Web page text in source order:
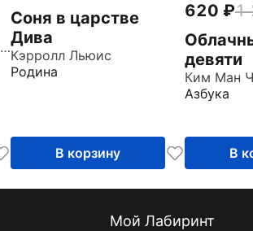
Волкофф Владимир Николаевич
Соня в царстве
Дива
Кэрролл Льюис
Родина
В корзину
620 1
девяти
Ким Ман
Азбука
В
Мой Лабиринт